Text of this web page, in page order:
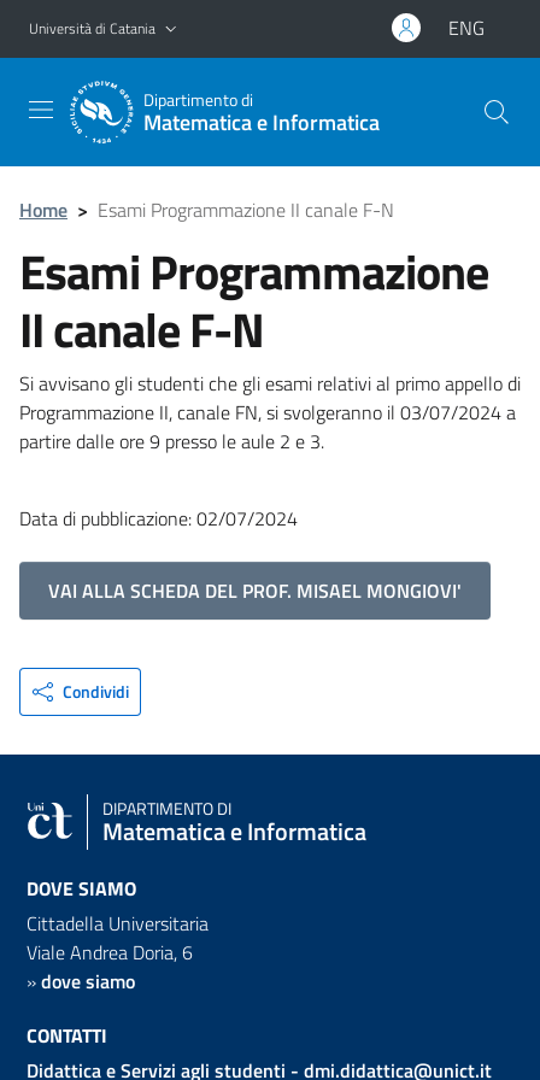
Vai al contenuto principale
Vai al menu di navigazione
Università di Catania ENG
Dipartimento di
Matematica e Informatica
Home > Esami Programmazione II canale F-N
Esami Programmazione
II canale F-N
Si avvisano gli studenti che gli esami relativi al primo appello di
Programmazione II, canale FN, si svolgeranno il 03/07/2024 a
partire dalle ore 9 presso le aule 2 e 3.
Data di pubblicazione: 02/07/2024
VAI ALLA SCHEDA DEL PROF. MISAEL MONGIOVI'
Condividi
DIPARTIMENTO DI
Matematica e Informatica
DOVE SIAMO
Cittadella Universitaria
Viale Andrea Doria, 6
»dove siamo
CONTATTI
Didattica e Servizi agli studenti - dmi.didattica@unict.it